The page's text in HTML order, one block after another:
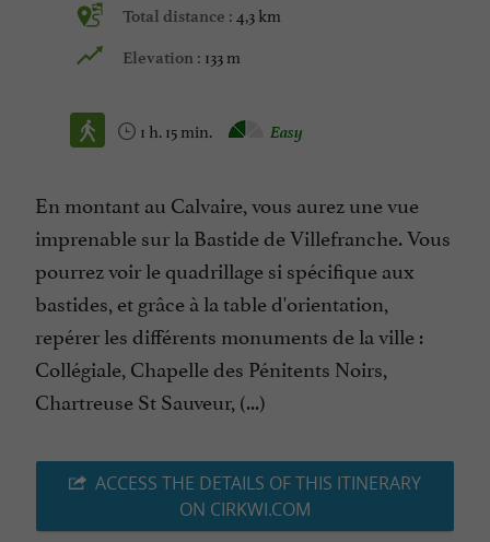
Total distance : 4,3 km
Elevation : 133 m
1 h. 15 min. Easy
En montant au Calvaire, vous aurez une vue
imprenable sur la Bastide de Villefranche. Vous
pourrez voir le quadrillage si spécifique aux
bastides, et grâce à la table d'orientation,
repérer les différents monuments de la ville :
Collégiale, Chapelle des Pénitents Noirs,
Chartreuse St Sauveur, (...)
ACCESS THE DETAILS OF THIS ITINERARY
ON CIRKWI.COM